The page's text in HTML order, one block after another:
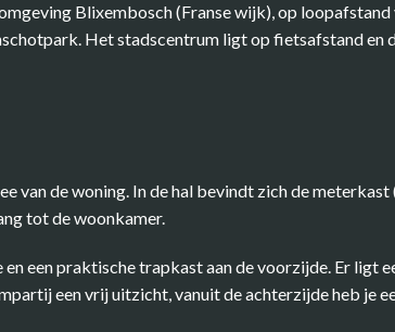
Blixembosch (Franse wijk), op
Het stadscentrum ligt op fietsafstand en
van de woning. In de hal bevindt zich de meterkast
tot de woonkamer.
een praktische trapkast aan de voorzijde. Er ligt
een vrij uitzicht, vanuit de achterzijde heb je